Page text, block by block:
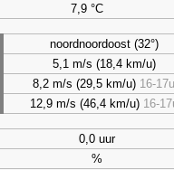
7,9 °C
noordnoordoost (32°)
5,1 m/s (18,4 km/u)
8,2 m/s (29,5 km/u) 16-17u
12,9 m/s (46,4 km/u) 16-
0,0 uur
%